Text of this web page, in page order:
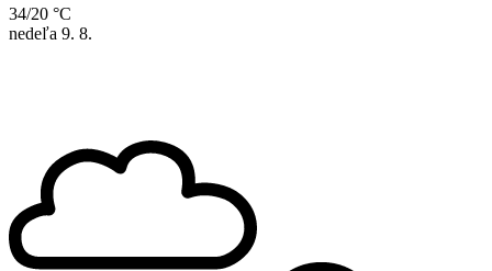
34/20 °C
nedeľa 9. 8.